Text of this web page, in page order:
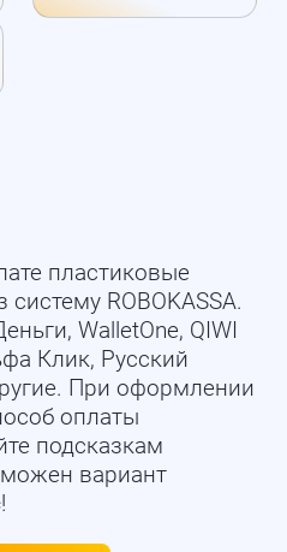
пластиковые
ROBOKASSA.
WalletOne, QIWI
Клик, Русский
При оформлении
оплаты
подсказкам
вариант
!